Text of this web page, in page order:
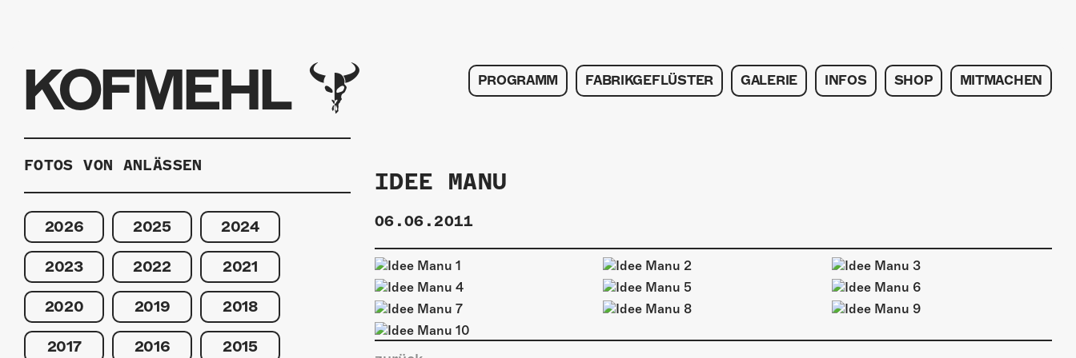
KOFMEHL PROGRAMM FABRIKGEFLÜSTER GALERIE INFOS SHOP MITMACHEN
IDEE MANU
06.06.2011
FOTOS VON ANLÄSSEN
2026 2025 2024
2023 2022 2021
2020 2019 2018
2017 2016 2015